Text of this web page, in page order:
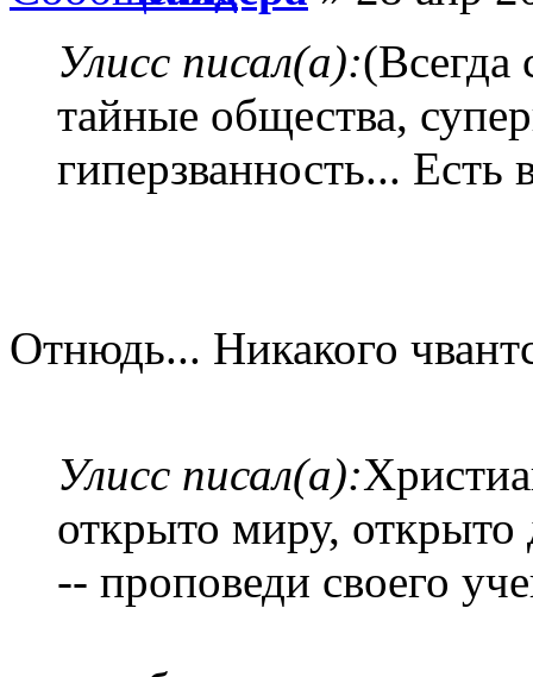
Улисс писал(а):
тайные общества,
гиперзванность... Есть
Отнюдь... Никакого
Улисс писал(а):
открыто миру, открыто
-- проповеди своего